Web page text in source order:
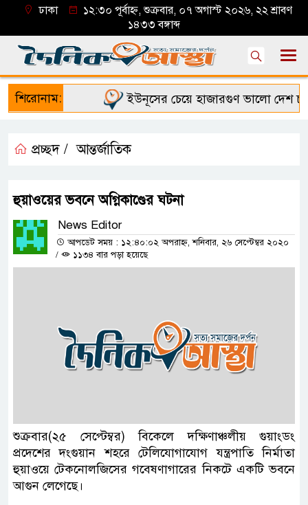
ঢাকা
১২:৩০ পূর্বাহ্ন, শুক্রবার, ০৭ অগাস্ট ২০২৬, ২২ শ্রাবণ
১৪৩৩ বঙ্গাব্দ
শিরোনাম: ইউনূসের চেয়ে হাজারগুণ ভালো দেশ
প্রচ্ছদ / আন্তর্জাতিক
হুয়াওয়ের ভবনে অগ্নিকাণ্ডের ঘটনা
News Editor
আপডেট সময় : ১২:৪০:০২ অপরাহ্ন, শনিবার, ২৬ সেপ্টেম্বর ২০২০
/
১১৩৪ বার পড়া হয়েছে
শুক্রবার(২৫ সেপ্টেম্বর) বিকেলে দক্ষিণাঞ্চলীয় গুয়াংডং
প্রদেশের দংগুয়ান শহরে টেলিযোগাযোগ যন্ত্রপাতি নির্মাতা
হুয়াওয়ে টেকনোলজিসের গবেষণাগারের নিকটে একটি ভবনে
আগুন লেগেছে।